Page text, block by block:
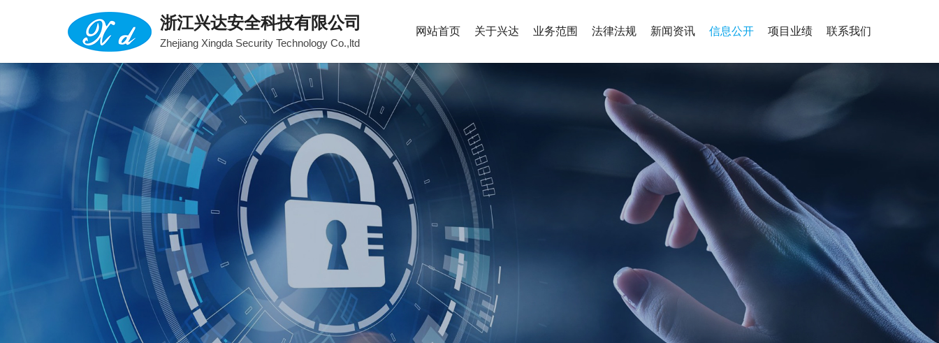
浙江兴达安全科技有限公司
Zhejiang Xingda Security Technology Co.,ltd
网站首页 关于兴达 业务范围 法律法规 新闻资讯 信息公开 项目业绩 联系我们